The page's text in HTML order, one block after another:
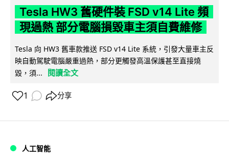
Tesla HW3 舊硬件裝 FSD v14 Lite 頻
現過熱 部分電腦損毀車主須自費維修
Tesla 向 HW3 舊車款推送 FSD v14 Lite 系統，引發大量車主反
映自動駕駛電腦嚴重過熱，部分更觸發高溫保護甚至直接燒
毀，須...
閱讀全文
1 分享
人工智能